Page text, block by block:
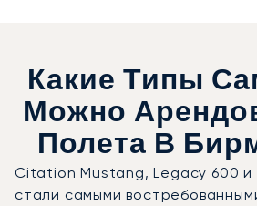
Какие Типы
Можно
Полета В
Citation Mustang, Legacy 600 и
стали самыми